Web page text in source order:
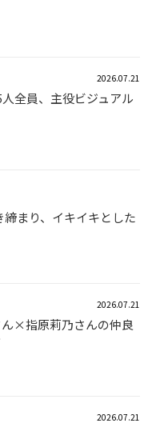
2026.07.21
人全員、主役ビジュアル
締まり、イキイキとした
2026.07.21
×指原莉乃さんの仲良
2026.07.21